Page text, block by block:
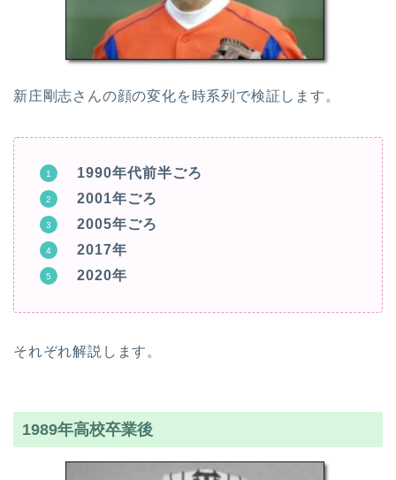
新庄剛志さんの顔の変化を時系列で検証します。
1990年代前半ごろ
2001年ごろ
2005年ごろ
2017年
2020年
それぞれ解説します。
1989年高校卒業後